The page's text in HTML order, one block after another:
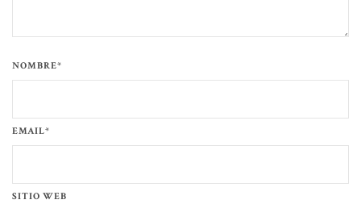
NOMBRE*
EMAIL*
SITIO WEB